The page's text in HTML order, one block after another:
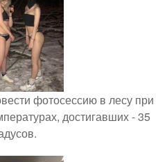
фотосессию в лесу при
достигавших - 35